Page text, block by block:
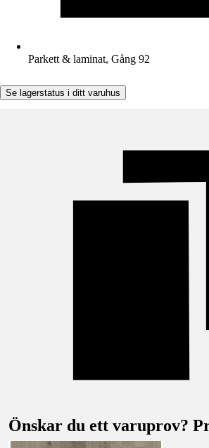
Parkett & laminat, Gång 92
Se lagerstatus i ditt varuhus
Önskar du ett varuprov?